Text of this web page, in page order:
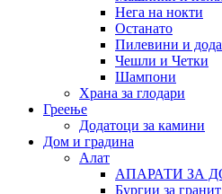
Нега на нокти
Останато
Пилевини и
Чешли и Четки
Шампони
Храна за глодари
Греење
Додатоци за камини
Дом и градина
Алат
АПАРАТИ ЗА
Бургии за гранит